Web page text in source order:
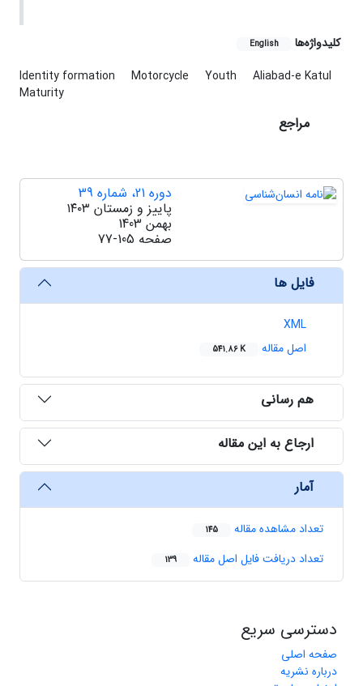
کلیدواژه‌ها English
Identity formation Motorcycle Youth
Aliabad-e Katul
Maturity
مراجع
دوره 21، شماره 39
پاییز و زمستان ۱۴۰۳
بهمن 1403
صفحه 77-105
فایل ها
XML
اصل مقاله
541.86 K
هم رسانی
ارجاع به این مقاله
آمار
تعداد مشاهده مقاله 145
تعداد دریافت فایل اصل مقاله 139
دسترسی سریع
صفحه اصلی
درباره نشریه